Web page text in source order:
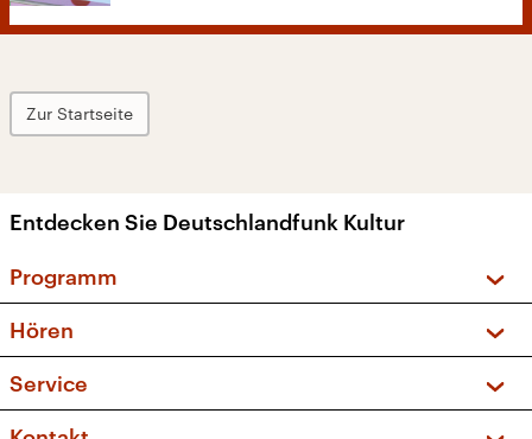
Zur Startseite
Entdecken Sie Deutschlandfunk Kultur
Programm
Sendungen und Podcasts
Musikliste
Hören
Frequenzen (UKW + DAB+)
Service
FAQ